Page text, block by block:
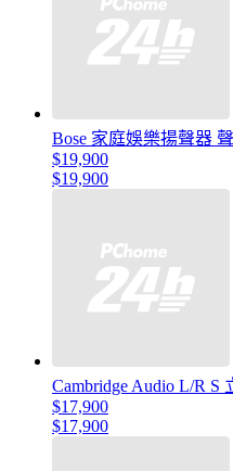
Bose 家庭娛樂揚聲器
$19,900
$19,900
Cambridge Audio L/R S
$17,900
$17,900